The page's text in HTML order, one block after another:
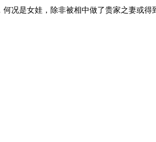
况是女娃，除非被相中做了贵家之妻或